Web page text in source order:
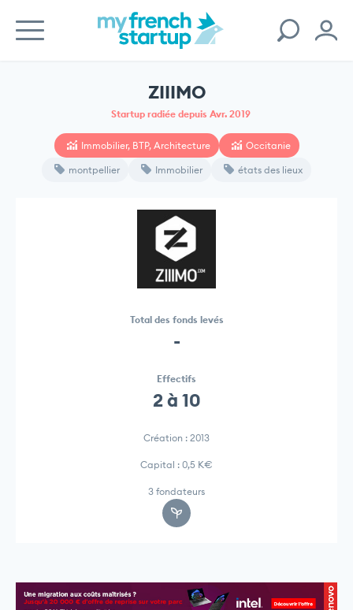
ZIIIMO
Startup radiée depuis Avr. 2019
Immobilier, BTP, Architecture Occitanie
montpellier Immobilier états des lieux
Total des fonds levés
-
Effectifs
2 à 10
Création : 2013
Capital : 0,5 K€
3 fondateurs